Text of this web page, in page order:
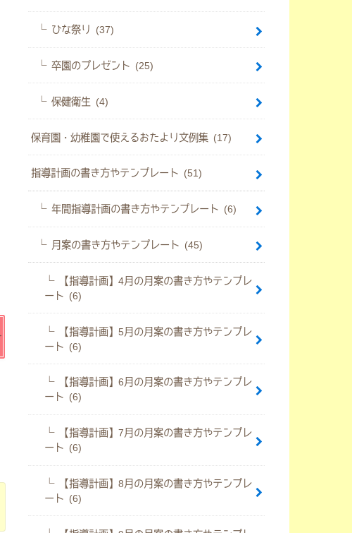
ひな祭り (37)
卒園のプレゼント (25)
保健衛生 (4)
保育園・幼稚園で使えるおたより文例集 (17)
指導計画の書き方やテンプレート (51)
年間指導計画の書き方やテンプレート (6)
月案の書き方やテンプレート (45)
【指導計画】4月の月案の書き方やテンプレ
ート (6)
【指導計画】5月の月案の書き方やテンプレ
ート (6)
【指導計画】6月の月案の書き方やテンプレ
ート (6)
【指導計画】7月の月案の書き方やテンプレ
ート (6)
【指導計画】8月の月案の書き方やテンプレ
ート (6)